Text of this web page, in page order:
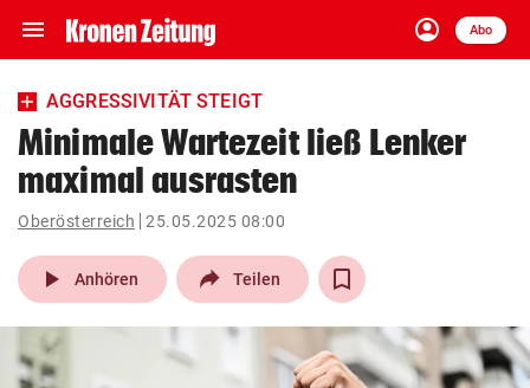
menu Navigation
ein-/ausklappen
account_circle
Anmelden
Abo
close Schließen
account_circle Anmelden
pin_drop
Wien arrow_right
bookmark
AGGRESSIVITÄT STEIGT
Minimale Wartezeit ließ Lenker
maximal ausrasten
Oberösterreich 25.05.2025 08:00
play_arrow Anhören Teilen